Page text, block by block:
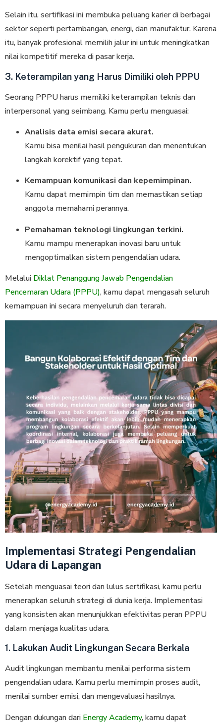
Selain itu, sertifikasi ini membuka peluang karier di berbagai
sektor seperti pertambangan, energi, dan manufaktur. Karena
itu, banyak profesional memilih jalur ini untuk meningkatkan
nilai kompetitif mereka di pasar kerja.
3. Keterampilan yang Harus Dimiliki oleh PPPU
Seorang PPPU harus memiliki keterampilan teknis dan
interpersonal yang seimbang. Kamu perlu menguasai:
Analisis data emisi secara akurat.
Kamu bisa menilai hasil pengukuran dan menentukan
langkah korektif yang tepat.
Kemampuan komunikasi dan kepemimpinan.
Kamu dapat memimpin tim dan memastikan setiap
anggota memahami perannya.
Pemahaman teknologi lingkungan terkini.
Kamu mampu menerapkan inovasi baru untuk
mengoptimalkan sistem pengendalian udara.
Melalui Diklat Penanggung Jawab Pengendalian
Pencemaran Udara (PPPU), kamu dapat mengasah seluruh
kemampuan ini secara menyeluruh dan terarah.
Implementasi Strategi Pengendalian
Udara di Lapangan
Setelah menguasai teori dan lulus sertifikasi, kamu perlu
menerapkan seluruh strategi di dunia kerja. Implementasi
yang konsisten akan menunjukkan efektivitas peran PPPU
dalam menjaga kualitas udara.
1. Lakukan Audit Lingkungan Secara Berkala
Audit lingkungan membantu menilai performa sistem
pengendalian udara. Kamu perlu memimpin proses audit,
menilai sumber emisi, dan mengevaluasi hasilnya.
Dengan dukungan dari Energy Academy, kamu dapat